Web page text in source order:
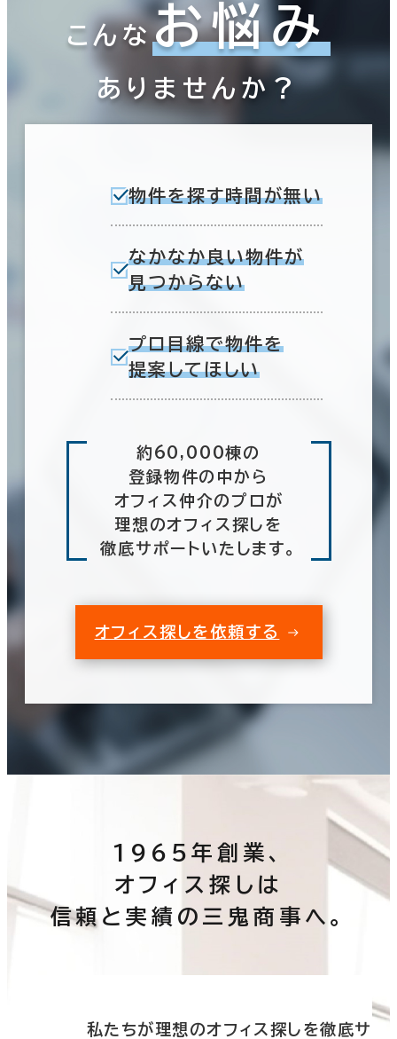
こんなお悩み
ありませんか？
物件を探す時間が無い
なかなか良い物件が
見つからない
プロ目線で物件を
提案してほしい
約60,000棟の
登録物件の中から
オフィス仲介のプロが
理想のオフィス探しを
徹底サポートいたします。
オフィス探しを依頼する
1965年創業、
オフィス探しは
信頼と実績の三鬼商事へ。
私たちが理想のオフィス探しを徹底サ